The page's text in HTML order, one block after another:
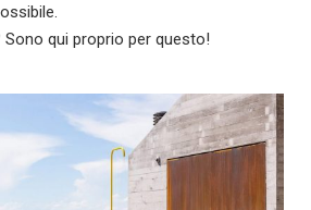
qui proprio per questo!